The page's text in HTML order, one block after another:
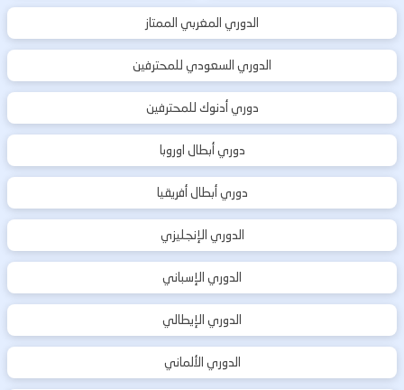
الدوري المغربي الممتاز
الدوري السعودي للمحترفين
دوري أدنوك للمحترفين
دوري أبطال اوروبا
دوري أبطال أفريقيا
الدوري الإنجليزي
الدوري الإسباني
الدوري الإيطالي
الدوري الألماني